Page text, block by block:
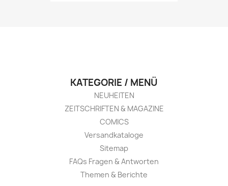
KATEGORIE / MENÜ
NEUHEITEN
ZEITSCHRIFTEN & MAGAZINE
COMICS
Versandkataloge
Sitemap
FAQs Fragen & Antworten
Themen & Berichte